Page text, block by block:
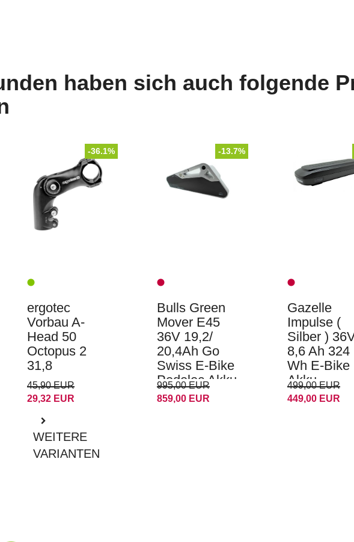
haben sich auch folgende
-36.1%
ergotec
Vorbau A-
Head 50
Octopus 2
31,8
45,90 EUR
29,32 EUR
WEITERE
VARIANTEN
-13.7%
Bulls Green
Mover E45
36V 19,2/
20,4Ah Go
Swiss E-Bike
Pedelec Akku
995,00 EUR
859,00 EUR
Gazelle
Impulse (
Silber )
8,6 Ah 324
Wh E-Bike
Akku
499,00 EUR
449,00 EUR